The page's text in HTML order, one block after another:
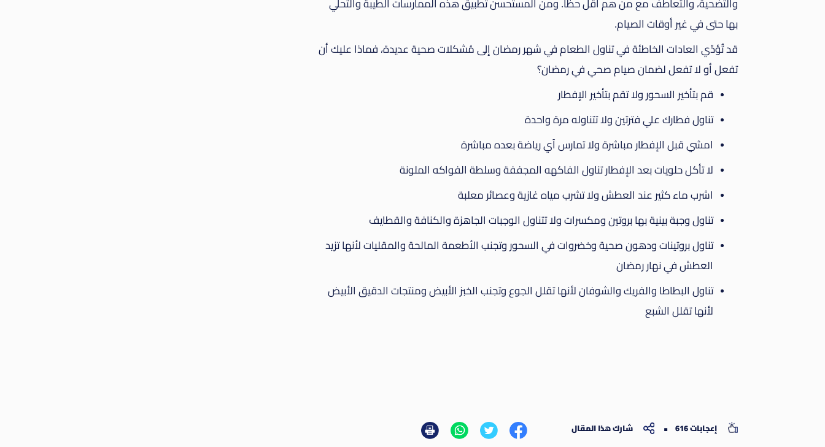
والتضحية، والتعاطف مع من هم أقل حظاً. ومن المستحسن تطبيق هذه الممارسات الطيبة والتحلي
بها حتى في غير أوقات الصيام.
قد تُؤدّي العادات الخاطئة في تناول الطعام في شهر رمضان إلى مُشكلات صحية عديدة، فماذا عليك أن
تفعل أو لا تفعل لضمان صيام صحي في رمضان؟
قم بتأخير السحور ولا تقم بتأخير الإفطار
تناول فطارك علي فترتين ولا تتناوله مرة واحدة
امشي قبل الإفطار مباشرة ولا تمارس آي رياضة بعده مباشرة
لا تأكل حلويات بعد الإفطار تناول الفاكهه المجففة وسلطة الفواكه الملونة
اشرب ماء كثير عند العطش ولا تشرب مياه غازية وعصائر معلبة
تناول وجبة بينية بها بروتين ومكسرات ولا تتناول الوجبات الجاهزة والكنافة والقطايف
تناول بروتينات ودهون صحية وخضروات في السحور وتجنب الأطعمة المالحة والمقليات لأنها تزيد
العطش في نهار رمضان
تناول البطاطا والفريك والشوفان لأنها تقلل الجوع وتجنب الخبز الأبيض ومنتجات الدقيق الأبيض
لأنها تقلل الشبع
إعجابات 616 شارك هذا المقال